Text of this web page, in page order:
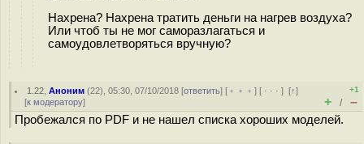
Нахрена? Нахрена тратить деньги на нагрев воздуха?
Или чтоб ты не мог саморазлагаться и
самоудовлетворяться вручную?
1.22 ,Аноним (22), 05:30, 07/10/2018 [ответить] [ ﹢﹢﹢] [ · · ·][↑]
[к модератору]
+1
+ / –
Пробежался по PDF и не нашел списка хороших моделей.